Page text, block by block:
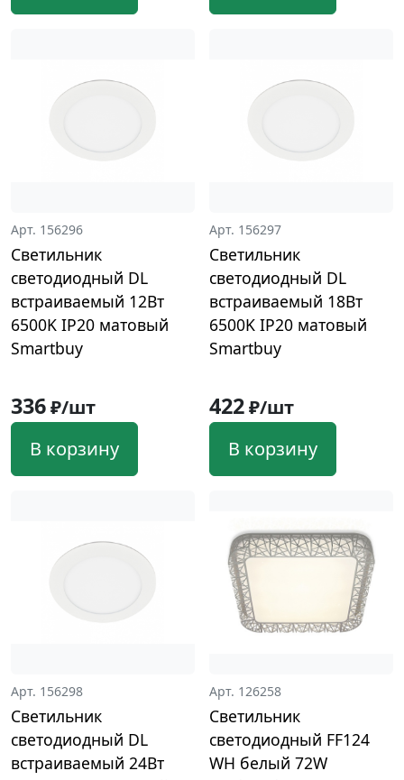
Арт. 156296
Светильник
светодиодный DL
встраиваемый 12Вт
6500K IP20 матовый
Smartbuy
336₽/шт
В корзину
Арт. 156297
Светильник
светодиодный DL
встраиваемый 18Вт
6500K IP20 матовый
Smartbuy
422₽/шт
В корзину
Арт. 156298
Светильник
светодиодный DL
встраиваемый 24Вт
Арт. 126258
Светильник
светодиодный FF124
WH белый 72W